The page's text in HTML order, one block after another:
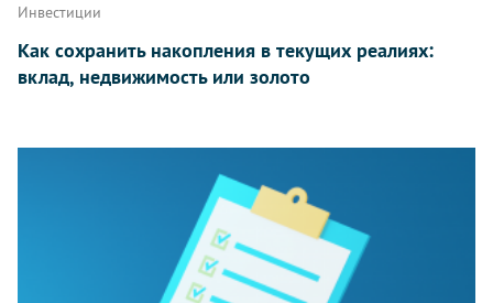
Инвестиции
Как сохранить накопления в текущих реалиях:
вклад, недвижимость или золото